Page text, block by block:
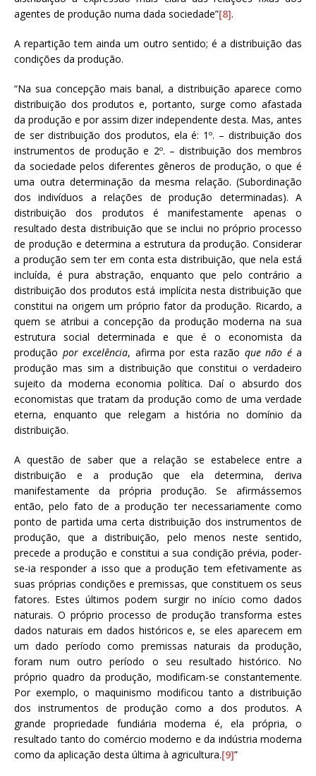
agentes de produção numa dada sociedade”[8].
A repartição tem ainda um outro sentido; é a distribuição das
condições da produção.
“Na sua concepção mais banal, a distribuição aparece como
distribuição dos produtos e, portanto, surge como afastada
da produção e por assim dizer independente desta. Mas, antes
de ser distribuição dos produtos, ela é: 1º. – distribuição dos
instrumentos de produção e 2º. – distribuição dos membros
da sociedade pelos diferentes gêneros de produção, o que é
uma outra determinação da mesma relação. (Subordinação
dos indivíduos a relações de produção determinadas). A
distribuição dos produtos é manifestamente apenas o
resultado desta distribuição que se inclui no próprio processo
de produção e determina a estrutura da produção. Considerar
a produção sem ter em conta esta distribuição, que nela está
incluída, é pura abstração, enquanto que pelo contrário a
distribuição dos produtos está implícita nesta distribuição que
constitui na origem um próprio fator da produção. Ricardo, a
quem se atribui a concepção da produção moderna na sua
estrutura social determinada e que é o economista da
produção por excelência, afirma por esta razão que não éa
produção mas sim a distribuição que constitui o verdadeiro
sujeito da moderna economia política. Daí o absurdo dos
economistas que tratam da produção como de uma verdade
eterna, enquanto que relegam a história no domínio da
distribuição.
A questão de saber que a relação se estabelece entre a
distribuição e a produção que ela determina, deriva
manifestamente da própria produção. Se afirmássemos
então, pelo fato de a produção ter necessariamente como
ponto de partida uma certa distribuição dos instrumentos de
produção, que a distribuição, pelo menos neste sentido,
precede a produção e constitui a sua condição prévia, poder-
se-ia responder a isso que a produção tem efetivamente as
suas próprias condições e premissas, que constituem os seus
fatores. Estes últimos podem surgir no início como dados
naturais. O próprio processo de produção transforma estes
dados naturais em dados históricos e, se eles aparecem em
um dado período como premissas naturais da produção,
foram num outro período o seu resultado histórico. No
próprio quadro da produção, modificam-se constantemente.
Por exemplo, o maquinismo modificou tanto a distribuição
dos instrumentos de produção como a dos produtos. A
grande propriedade fundiária moderna é, ela própria, o
resultado tanto do comércio moderno e da indústria moderna
como da aplicação desta última à agricultura.[9]”